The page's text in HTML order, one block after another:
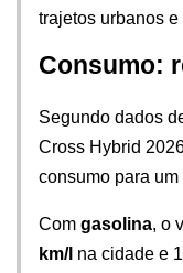
trajetos urbanos e
Consumo:
Segundo dados
Cross Hybrid
consumo para
Com gasolina, o
km/l na cidade e